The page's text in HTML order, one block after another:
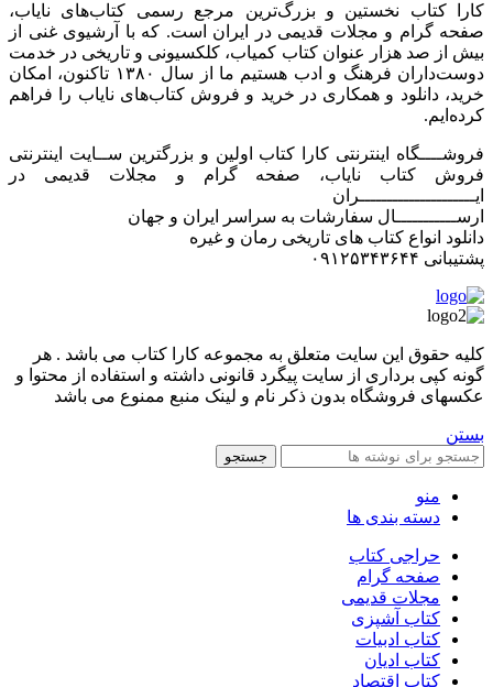
کارا کتاب نخستین و بزرگ‌ترین مرجع رسمی کتاب‌های نایاب،
صفحه گرام و مجلات قدیمی در ایران است. که با آرشیوی غنی از
بیش از صد هزار عنوان کتاب کمیاب، کلکسیونی و تاریخی در خدمت
دوست‌داران فرهنگ و ادب هستیم ما از سال ۱۳۸۰ تاکنون، امکان
خرید، دانلود و همکاری در خرید و فروش کتاب‌های نایاب را فراهم
کرده‌ایم.
فروشــــگاه اینترنتی کارا کتاب اولین و بزرگترین ســایت اینترنتی
فروش کتاب نایاب، صفحه گرام و مجلات قدیمی در
ایـــــــــــــــــــــران
ارســـــــــــال سفارشات به سراسر ایران و جهان
دانلود انواع کتاب های تاریخی رمان و غیره
پشتیبانی ۰۹۱۲۵۳۴۳۶۴۴
کليه حقوق اين سايت متعلق به مجموعه کارا کتاب می باشد . هر
گونه کپی برداری از سایت پیگرد قانونی داشته و استفاده از محتوا و
عکسهای فروشگاه بدون ذکر نام و لینک منبع ممنوع می باشد
بستن
جستجو
منو
دسته بندی ها
حراجی کتاب
صفحه گرام
مجلات قدیمی
کتاب آشپزی
کتاب ادبیات
کتاب ادیان
کتاب اقتصاد